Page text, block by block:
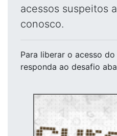
acessos suspeitos
conosco.
Para liberar o acesso do
responda ao desafio